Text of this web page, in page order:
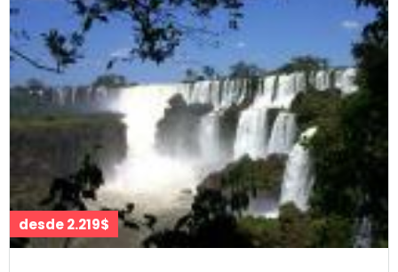
desde 2.219$